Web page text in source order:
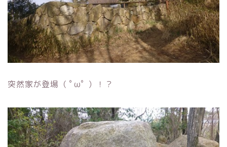
突然家が登場（ ﾟωﾟ ）！？